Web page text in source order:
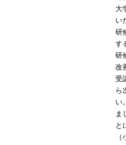
大
い
研
す
研
改
受
ら
い
ま
と